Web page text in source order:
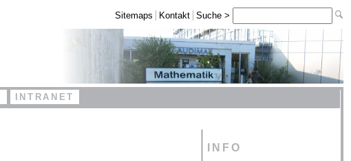
Sitemaps Kontakt Suche >
INTRANET
INFO